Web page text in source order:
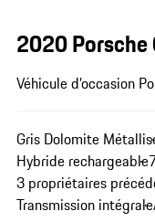
2020 Porsche
Véhicule d’occasion
Gris Dolomite
Hybride rechargeable
3 propriétaires
Transmission intégrale